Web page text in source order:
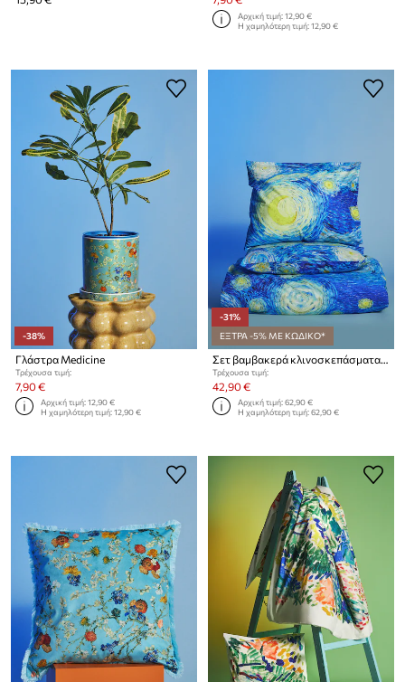
Αρχική τιμή:12,90 €
Η χαμηλότερη τιμή:12,90 €
-38%
Γλάστρα Medicine
Τρέχουσα τιμή:
7,90 €
Αρχική τιμή:12,90 €
Η χαμηλότερη τιμή:12,90 €
-31%
ΕΞΤΡΑ -5% ΜΕ ΚΩΔΙΚΟ*
Τρέχουσα τιμή:
42,90 €
Αρχική τιμή:62,90 €
Η χαμηλότερη τιμή:62,90 €